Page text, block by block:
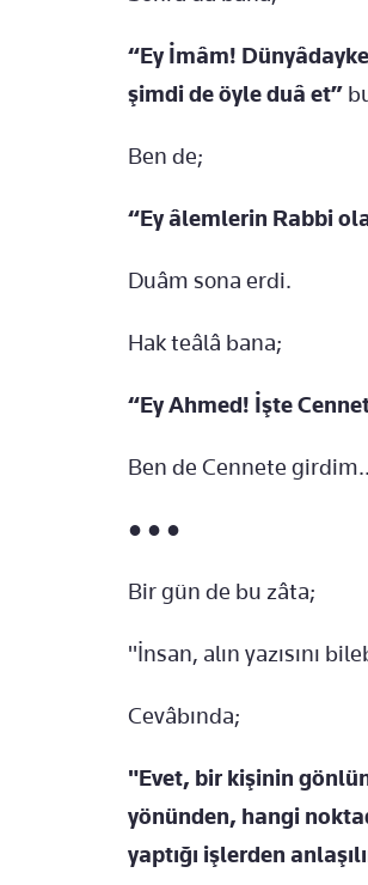
“Ey İmâm!
şimdi de öyle duâ et”
Ben de;
“Ey âlemlerin Rabbi
Duâm sona erdi.
Hak teâlâ bana;
“Ey Ahmed! İşte
Ben de Cennete
● ● ●
Bir gün de bu zâta;
"İnsan, alın yazısını
Cevâbında;
"Evet, bir kişinin
yönünden, hangi
yaptığı işlerden